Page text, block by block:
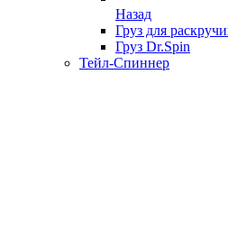
Назад
Груз для
Груз Dr.Spin
Тейл-Спиннер